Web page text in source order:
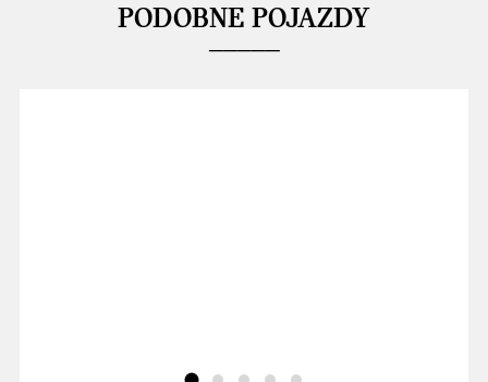
PODOBNE POJAZDY